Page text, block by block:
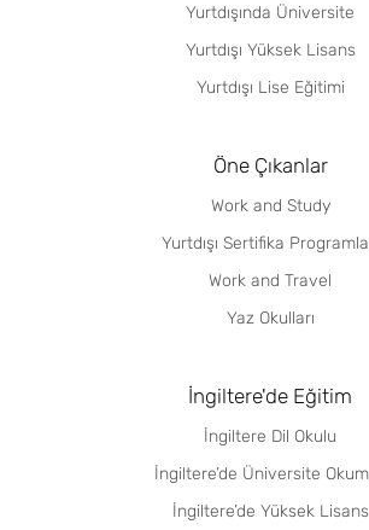
Yurtdışında Üniversite
Yurtdışı Yüksek Lisans
Yurtdışı Lise Eğitimi
Öne Çıkanlar
Work and Study
Yurtdışı Sertifika
Work and Travel
Yaz Okulları
İngiltere'de Eğitim
İngiltere Dil Okulu
İngiltere’de Üniversite
İngiltere’de Yüksek Lisans